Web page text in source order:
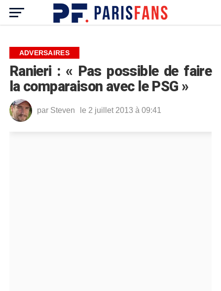
ADVERSAIRES
Ranieri : « Pas possible de faire
la comparaison avec le PSG »
par Steven le 2 juillet 2013 à 09:41